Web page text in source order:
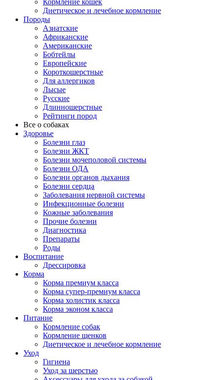
Кормление кошек
Диетическое и лечебное кормление
Породы
Азиатские
Африканские
Американские
Бобтейлы
Европейские
Короткошерстные
Для аллергиков
Лысые
Русские
Длинношерстные
Рейтинги пород
Все о собаках
Здоровье
Болезни глаз
Болезни ЖКТ
Болезни мочеполовой системы
Болезни ОДА
Болезни органов дыхания
Болезни сердца
Заболевания нервной системы
Инфекционные болезни
Кожные заболевания
Прочие болезни
Диагностика
Препараты
Роды
Воспитание
Дрессировка
Корма
Корма премиум класса
Корма супер-премиум класса
Корма холистик класса
Корма эконом класса
Питание
Кормление собак
Кормление щенков
Диетическое и лечебное кормление
Уход
Гигиена
Уход за шерстью